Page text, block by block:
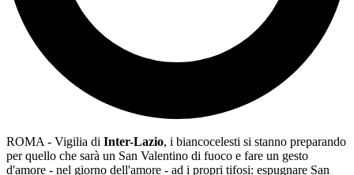
ROMA - Vigilia di Inter-Lazio, i biancocelesti si stanno preparando
per quello che sarà un San Valentino di fuoco e fare un gesto
d'amore - nel giorno dell'amore - ad i propri tifosi: espugnare San